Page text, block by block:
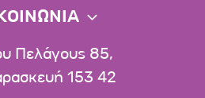
Πελάγους 85,
153 42